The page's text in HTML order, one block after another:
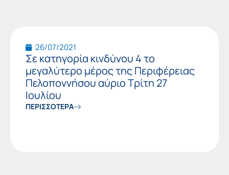
26/07/2021
Σε κατηγορία κινδύνου 4 το
μεγαλύτερο μέρος της Περιφέρειας
Πελοποννήσου αύριο Τρίτη 27
Ιουλίου
ΠΕΡΙΣΣΟΤΕΡΑ